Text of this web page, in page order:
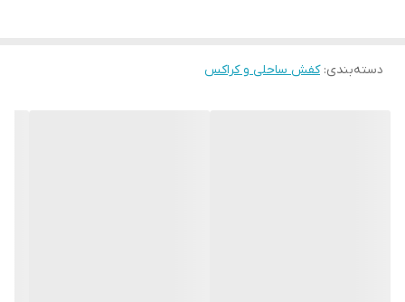
دسته‌بندی:کفش ساحلی و کراکس